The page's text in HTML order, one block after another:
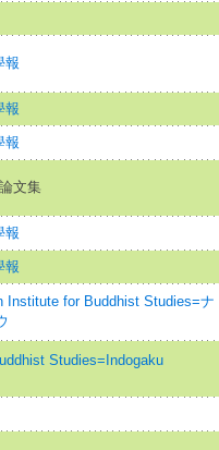
報
報
報
文集
報
報
Institute for Buddhist Studies=ナ
Studies=Indogaku